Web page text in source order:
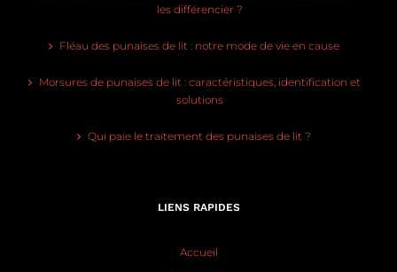
les différencier ?
Fléau des punaises de lit : notre mode de vie en cause
Morsures de punaises de lit : caractéristiques, identification et
solutions
Qui paie le traitement des punaises de lit ?
LIENS RAPIDES
Accueil